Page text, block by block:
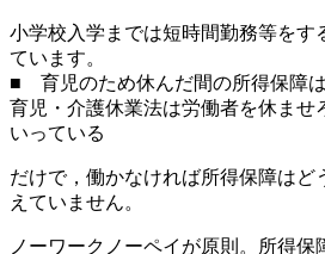
小学校入学までは短時間勤務等をす
ています。
■ 育児のため休んだ間の所得保障は
育児・介護休業法は労働者を休ませ
いっている
だけで，働かなければ所得保障はど
えていません。
ノーワークノーペイが原則。所得保